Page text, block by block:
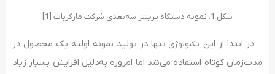
شکل 1. نمونه دستگاه پرینتر سه‌بعدی شرکت مارکربات [1]
در ابتدا از این تکنولوژی تنها در تولید نمونه اولیه یک محصول در
مدت‌زمان کوتاه استفاده می‌شد اما امروزه به‌دلیل افزایش بسیار زیاد